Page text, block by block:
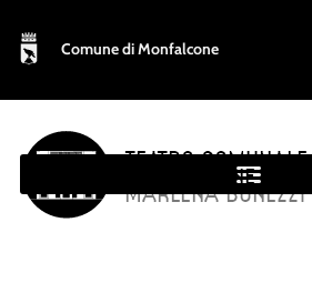
Comune di Monfalcone
TEATRO
MONFALCONE
MARLENA BONEZZI